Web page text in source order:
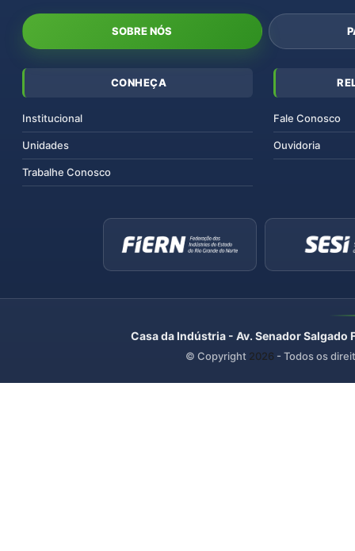
SOBRE NÓS
CONHEÇA
Institucional
Unidades
Trabalhe Conosco
Fale Conosco
Ouvidoria
Casa da Indústria - Av. Senador
© Copyright 2026 - Todos os